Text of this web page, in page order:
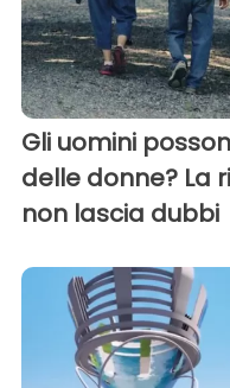
Gli uomini
delle donne? La
non lascia dubbi